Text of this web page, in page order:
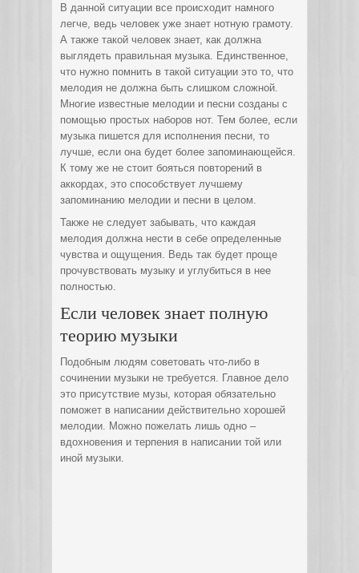
В данной ситуации все происходит намного
легче, ведь человек уже знает нотную грамоту.
А также такой человек знает, как должна
выглядеть правильная музыка. Единственное,
что нужно помнить в такой ситуации это то, что
мелодия не должна быть слишком сложной.
Многие известные мелодии и песни созданы с
помощью простых наборов нот. Тем более, если
музыка пишется для исполнения песни, то
лучше, если она будет более запоминающейся.
К тому же не стоит бояться повторений в
аккордах, это способствует лучшему
запоминанию мелодии и песни в целом.
Также не следует забывать, что каждая
мелодия должна нести в себе определенные
чувства и ощущения. Ведь так будет проще
прочувствовать музыку и углубиться в нее
полностью.
Если человек знает полную
теорию музыки
Подобным людям советовать что-либо в
сочинении музыки не требуется. Главное дело
это присутствие музы, которая обязательно
поможет в написании действительно хорошей
мелодии. Можно пожелать лишь одно –
вдохновения и терпения в написании той или
иной музыки.